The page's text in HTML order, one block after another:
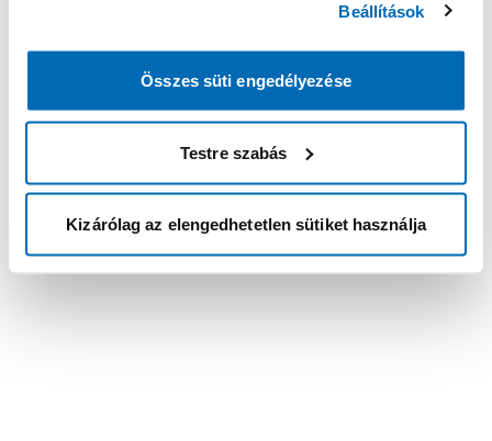
Beállítások
Összes süti engedélyezése
Testre szabás
Kizárólag az elengedhetetlen sütiket használja